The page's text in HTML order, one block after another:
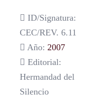
ID/Signatura:
CEC/REV. 6.11
Año: 2007
Editorial:
Hermandad del
Silencio